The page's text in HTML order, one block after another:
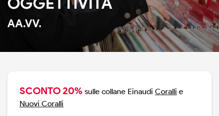
AA.VV.
SCONTO 20% sulle collane Einaudi Coralli e
Nuovi Coralli